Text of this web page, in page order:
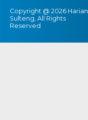
Copyright @ 2026 Harian
Sulteng, All Rights
Reserved